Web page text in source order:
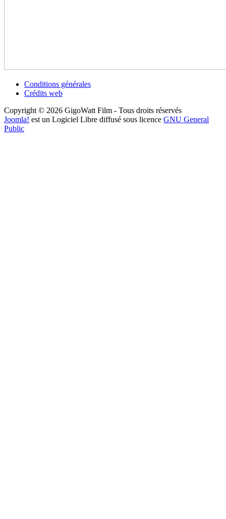
Conditions générales
Crédits web
Copyright © 2026 GigoWatt Film - Tous droits réservés
Joomla! est un Logiciel Libre diffusé sous licence GNU General
Public